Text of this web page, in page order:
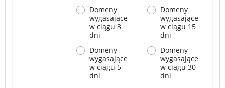
Domeny
wygasające
w ciągu 3
dni
Domeny
wygasające
w ciągu 5
dni
Domeny
wygasające
w ciągu 15
dni
Domeny
wygasające
w ciągu 30
dni